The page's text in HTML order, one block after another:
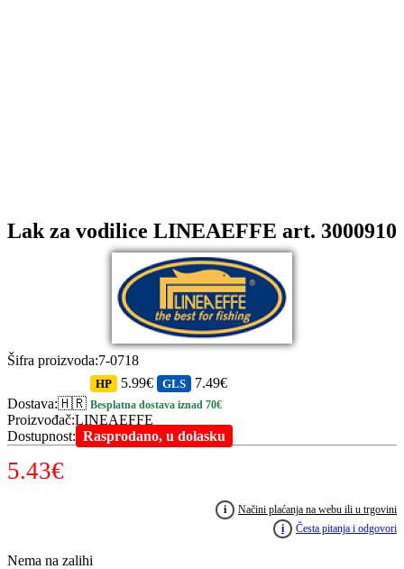
Lak za vodilice LINEAEFFE art. 3000910
Šifra proizvoda:7-0718
Dostava:🇭🇷
HP 5.99€ GLS 7.49€
Besplatna dostava iznad 70€
Proizvođač:LINEAEFFE
Dostupnost: Rasprodano, u dolasku
5.43€
i
Načini plaćanja na webu ili u trgovini
i
Česta pitanja i odgovori
Nema na zalihi